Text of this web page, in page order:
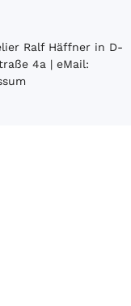
Ralf Häffner in D-
4a | eMail: